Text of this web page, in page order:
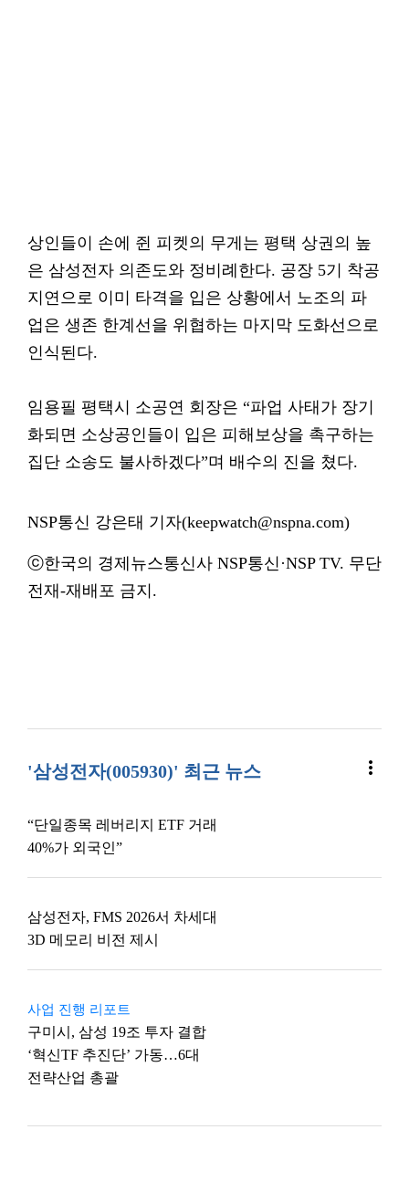
상인들이 손에 쥔 피켓의 무게는 평택 상권의 높
은 삼성전자 의존도와 정비례한다. 공장 5기 착공
지연으로 이미 타격을 입은 상황에서 노조의 파
업은 생존 한계선을 위협하는 마지막 도화선으로
인식된다.
임용필 평택시 소공연 회장은 “파업 사태가 장기
화되면 소상공인들이 입은 피해보상을 촉구하는
집단 소송도 불사하겠다”며 배수의 진을 쳤다.
NSP통신 강은태 기자(keepwatch@nspna.com)
ⓒ한국의 경제뉴스통신사 NSP통신·NSP TV. 무단
전재-재배포 금지.
'삼성전자(005930)' 최근 뉴스 more_vert
“단일종목 레버리지 ETF 거래
40%가 외국인”
삼성전자, FMS 2026서 차세대
3D 메모리 비전 제시
사업 진행 리포트
구미시, 삼성 19조 투자 결합
‘혁신TF 추진단’ 가동…6대
전략산업 총괄